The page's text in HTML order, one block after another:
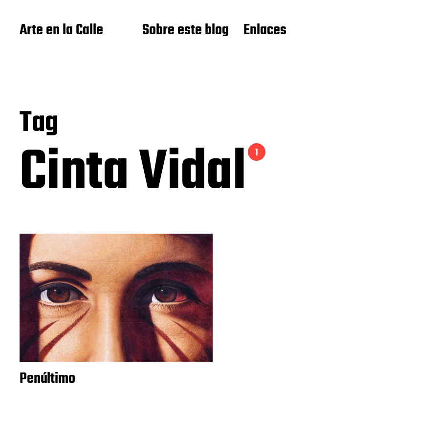
Arte en la Calle Sobre este blog Enlaces
Tag
Cinta Vidal1
Penúltimo